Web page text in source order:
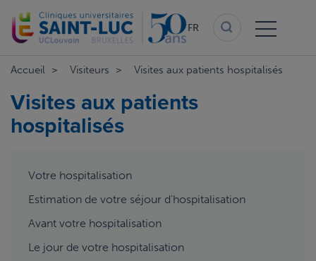
au
contenu
FR
Accueil Visiteurs Visites aux patients hospitalisés
Visites aux patients
hospitalisés
aside
Votre hospitalisation
Estimation de votre séjour d'hospitalisation
Avant votre hospitalisation
Le jour de votre hospitalisation